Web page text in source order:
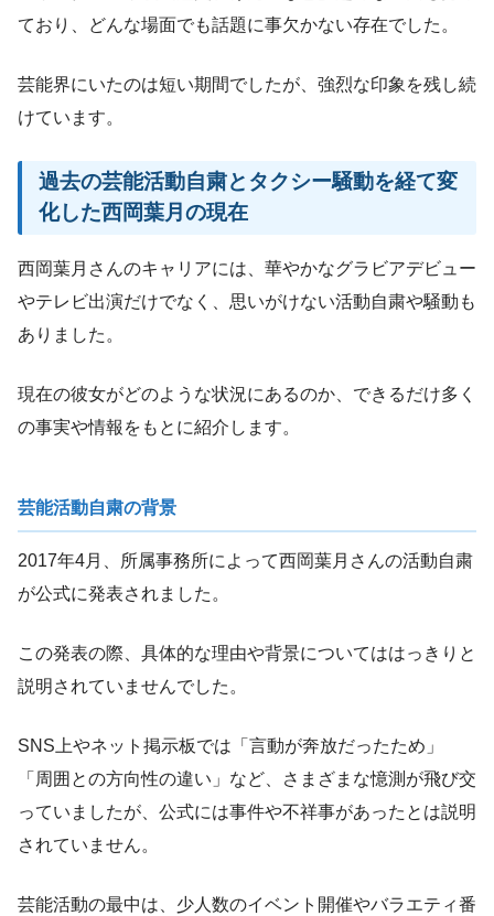
ており、どんな場面でも話題に事欠かない存在でした。
芸能界にいたのは短い期間でしたが、強烈な印象を残し続
けています。
過去の芸能活動自粛とタクシー騒動を経て変
化した西岡葉月の現在
西岡葉月さんのキャリアには、華やかなグラビアデビュー
やテレビ出演だけでなく、思いがけない活動自粛や騒動も
ありました。
現在の彼女がどのような状況にあるのか、できるだけ多く
の事実や情報をもとに紹介します。
芸能活動自粛の背景
2017年4月、所属事務所によって西岡葉月さんの活動自粛
が公式に発表されました。
この発表の際、具体的な理由や背景についてははっきりと
説明されていませんでした。
SNS上やネット掲示板では「言動が奔放だったため」
「周囲との方向性の違い」など、さまざまな憶測が飛び交
っていましたが、公式には事件や不祥事があったとは説明
されていません。
芸能活動の最中は、少人数のイベント開催やバラエティ番